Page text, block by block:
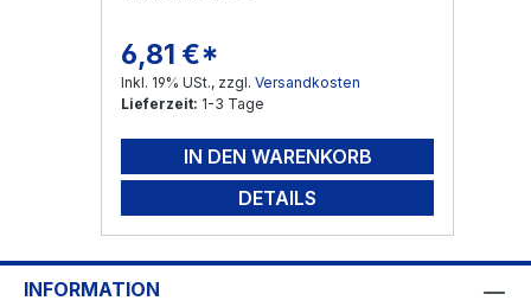
Regulärer Preis:
6,81 €*
Inkl. 19% USt., zzgl. Versandkosten
Lieferzeit: 1-3 Tage
IN DEN WARENKORB
DETAILS
INFORMATION